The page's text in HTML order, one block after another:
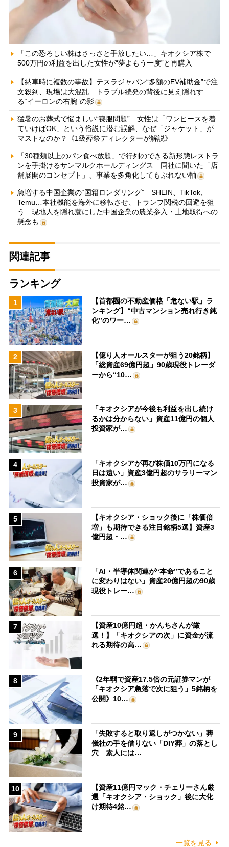
「この恐ろしい株はさっさと手放したい…」キオクシア株で
500万円の利益を出した女性が“夢よもう一度”と再購入
【納車時に複数の事故】テスラジャパン“多額のEV補助金”で注
文殺到、現場は大混乱 トラブル続発の背後に見え隠れす
る“イーロンの右腕”の影
猛暑のお葬式で悩ましい“喪服問題” 女性は「ワンピースを着
ていけばOK」という俗説に潜む誤解、なぜ「ジャケット」が
マストなのか？《1級葬祭ディレクターが解説》
「30種類以上のパン食べ放題」で行列のできる新形態レストラ
ンを手掛けるサンマルクホールディングス 同社に聞いた「店
舗展開のコンセプト」、事業を多角化してもぶれない軸
急増する中国企業の“国籍ロンダリング” SHEIN、TikTok、
Temu…本社機能を海外に移転させ、トランプ関税の回避を狙
う 現地人を隠れ蓑にした中国企業の農業参入・土地取得への
懸念も
関連記事
ランキング
1
【首都圏の不動産価格「危ない駅」ラ
ンキング】“中古マンション売れ行き鈍
化”のワー…
2
【億り人オールスターが狙う20銘柄】
「総資産69億円超」90歳現役トレーダ
ーから“10…
3
「キオクシアが今後も利益を出し続け
るかは分からない」資産11億円の個人
投資家が…
4
「キオクシアが再び株価10万円になる
日は遠い」資産3億円超のサラリーマン
投資家が…
5
【キオクシア・ショック後に「株価倍
増」も期待できる注目銘柄5選】資産3
億円超・…
6
「AI・半導体関連が“本命”であること
に変わりはない」資産20億円超の90歳
現役トレー…
7
【資産10億円超・かんちさんが厳
選！】「キオクシアの次」に資金が流
れる期待の高…
8
《2年弱で資産17.5倍の元証券マンが
「キオクシア急落で次に狙う」5銘柄を
公開》10…
9
「失敗すると取り返しがつかない」葬
儀社の手を借りない「DIY葬」の落とし
穴 素人には…
10
【資産11億円マック・チェリーさん厳
選「キオクシア・ショック」後に大化
け期待4銘…
一覧を見る